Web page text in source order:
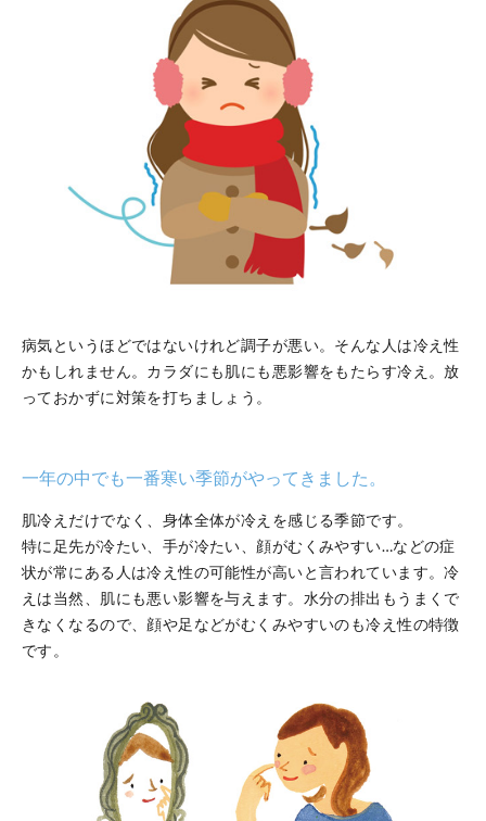
病気というほどではないけれど調子が悪い。そんな人は冷え性
かもしれません。カラダにも肌にも悪影響をもたらす冷え。放
っておかずに対策を打ちましょう。
一年の中でも一番寒い季節がやってきました。
肌冷えだけでなく、身体全体が冷えを感じる季節です。
特に足先が冷たい、手が冷たい、顔がむくみやすい…などの症
状が常にある人は冷え性の可能性が高いと言われています。冷
えは当然、肌にも悪い影響を与えます。水分の排出もうまくで
きなくなるので、顔や足などがむくみやすいのも冷え性の特徴
です。